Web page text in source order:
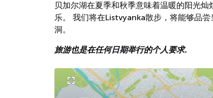
贝加尔湖在夏季和秋季意味着温暖的阳光
乐。 我们将在Listvyanka散步，将能够品
洞。
旅游也是在任何日期举行的个人要求.